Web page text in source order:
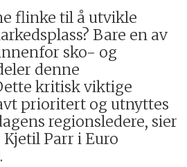
flinke til å utvikle
Bare en av
sko- og
denne
kritisk viktige
prioritert og utnyttes
regionsledere, sier
Parr i Euro